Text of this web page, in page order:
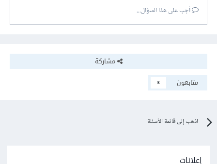
أجب على هذا السؤال...
مشاركة
متابعون
3
اذهب إلى قائمة الأسئلة
إعلانات